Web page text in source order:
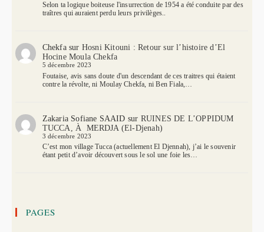
Selon ta logique boiteuse l'insurrection de 1954 a été conduite par des
traîtres qui auraient perdu leurs privilèges..
Chekfasur Hosni Kitouni : Retour sur l’histoire d’El
Hocine Moula Chekfa
5 décembre 2023
Foutaise, avis sans doute d'un descendant de ces traitres qui étaient
contre la révolte, ni Moulay Chekfa, ni Ben Fiala,…
Zakaria Sofiane SAAID sur RUINES DE L’OPPIDUM
TUCCA, À MERDJA (El-Djenah)
3 décembre 2023
C’est mon village Tucca (actuellement El Djennah), j’ai le souvenir
étant petit d’avoir découvert sous le sol une foie les…
PAGES